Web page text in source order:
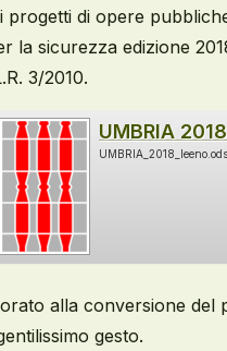
di opere
la sicurezza edizione
3/2010.
UMBRIA
UMBRIA_2018_leeno.ods
alla conversione del
gesto.